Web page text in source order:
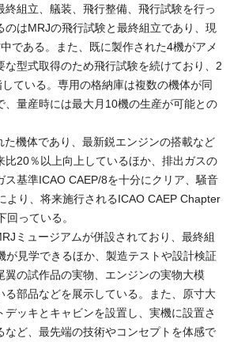
終組立、艤装、飛行整備、飛行試験を行っ
のはMRJの飛行試験と最終組立であり、現
である。また、既に製作された4機がアメ
な型式取得のため飛行試験を続けており、2
ている。専用の格納庫は複数の機体が同
、量産時には最大月10機の生産が可能との
機体であり、最新鋭エンジンの搭載など
比20％以上向上しているほか、排出ガスの
ス基準ICAO CAEP/8を十分にクリア、騒音
より、将来施行されるICAO CAEP Chapter
っている。
ミュージアムが併設されており、最終組
が見学できるほか、製造テストや設計検証
翼の試作品の実物、エンジンの実物大模
る部品などを展示している。また、原寸大
ッキとキャビンを設置し、実機に設置さ
など、最先端の技術やコンセプトを体感で